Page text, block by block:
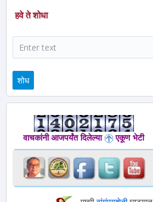
हवे ते शोधा
शोध
वाचकांनी आजपर्यंत दिलेल्या एकूण भेटी